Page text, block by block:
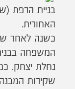
בניית הרפת
האחורית.
כשנה לאחר
המשפחה
נחלת יצחק.
שקירות